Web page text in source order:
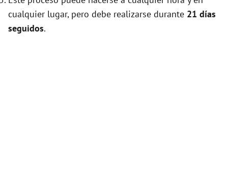
cualquier lugar, pero debe realizarse durante 21 días
seguidos.